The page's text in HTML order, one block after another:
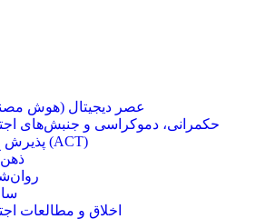
عصر دیجیتال (هوش
حکمرانی، دموکراسی و جنبش‌های
پذیرش و تعهد (ACT)
اخلاق و مطالعات